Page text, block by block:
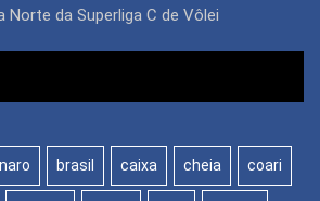
Norte da Superliga C de Vôlei
brasil caixa cheia coari